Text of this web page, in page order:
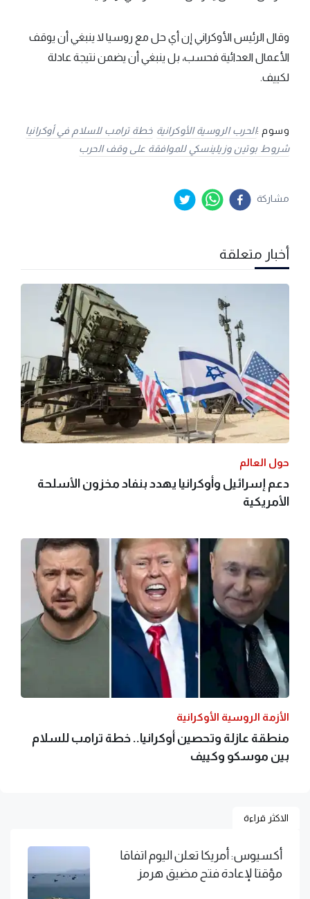
وقال الرئيس الأوكراني إن أي حل مع روسيا لا ينبغي أن يوقف
الأعمال العدائية فحسب، بل ينبغي أن يضمن نتيجة عادلة
لكييف.
وسوم :الحرب الروسية الأوكرانية خطة ترامب للسلام في أوكرانيا
شروط بوتين وزيلينسكي للموافقة على وقف الحرب
مشاركة
أخبار متعلقة
حول العالم
دعم إسرائيل وأوكرانيا يهدد بنفاد مخزون الأسلحة
الأمريكية
الأزمة الروسية الأوكرانية
منطقة عازلة وتحصين أوكرانيا.. خطة ترامب للسلام
بين موسكو وكييف
الاكثر قراءة
أكسيوس: أمريكا تعلن اليوم اتفاقا
مؤقتا لإعادة فتح مضيق هرمز